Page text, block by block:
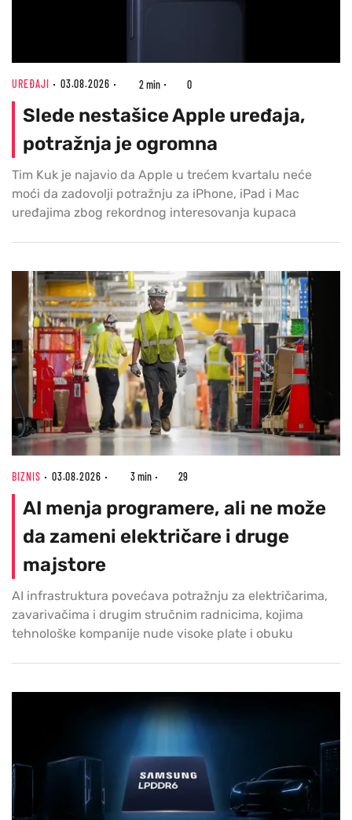
UREĐAJI 03.08.2026 2 min 0
Slede nestašice Apple uređaja,
potražnja je ogromna
Tim Kuk je najavio da Apple u trećem kvartalu neće
moći da zadovolji potražnju za iPhone, iPad i Mac
uređajima zbog rekordnog interesovanja kupaca
BIZNIS 03.08.2026 3 min 29
AI menja programere, ali ne može
da zameni električare i druge
majstore
AI infrastruktura povećava potražnju za električarima,
zavarivačima i drugim stručnim radnicima, kojima
tehnološke kompanije nude visoke plate i obuku